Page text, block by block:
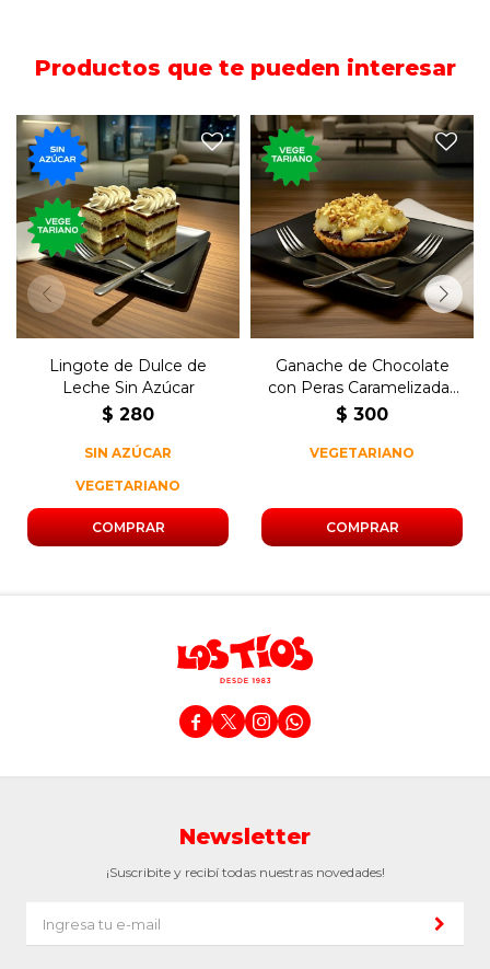
Productos que te pueden interesar
Postre de bizcochuelo con
dulce de leche sin azúcar.
Lingote de Dulce de
Leche Sin Azúcar
$ 280
SIN AZÚCAR
VEGETARIANO
Ganache de chocolate en
base crocante con peras
caramelizadas y nueces.
Ganache de Chocolate
con Peras Caramelizadas
y Nueces
$ 300
VEGETARIANO
   
Newsletter
¡Suscribite y recibí todas nuestras novedades!